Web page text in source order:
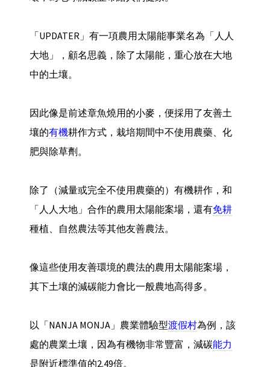
「UPDATER」有一項農用太陽能事業名為「人人
大地」，顧名思義，除了太陽能，重心放在大地
中的土壤。
因此像是前述章魚燒用的小麥，便採用了友善土
壤的有機耕作方式，栽培期間中不使用農藥、化
肥與除草劑。
除了（減量或完全不使用農藥的）有機耕作，和
「人人大地」合作的農用太陽能案場，還有免耕
種植、自然農法等其他友善農法。
像這些使用友善環境的農法的農用太陽能案場，
其下土壤的減碳能力會比一般農地高得多。
以「NANJA MONJA」農業體驗型渡假村為例，該
處的農業土壤，因為有機物非常豐富，減碳能力
是附近標準值的2.49倍。